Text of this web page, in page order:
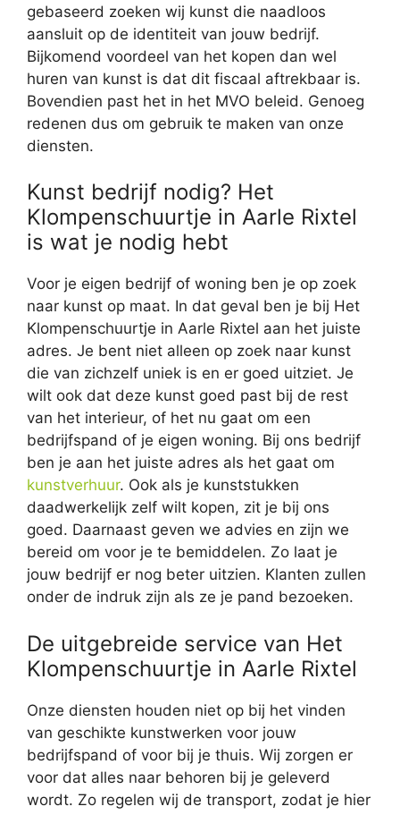
gebaseerd zoeken wij kunst die naadloos
aansluit op de identiteit van jouw bedrijf.
Bijkomend voordeel van het kopen dan wel
huren van kunst is dat dit fiscaal aftrekbaar is.
Bovendien past het in het MVO beleid. Genoeg
redenen dus om gebruik te maken van onze
diensten.
Kunst bedrijf nodig? Het
Klompenschuurtje in Aarle Rixtel
is wat je nodig hebt
Voor je eigen bedrijf of woning ben je op zoek
naar kunst op maat. In dat geval ben je bij Het
Klompenschuurtje in Aarle Rixtel aan het juiste
adres. Je bent niet alleen op zoek naar kunst
die van zichzelf uniek is en er goed uitziet. Je
wilt ook dat deze kunst goed past bij de rest
van het interieur, of het nu gaat om een
bedrijfspand of je eigen woning. Bij ons bedrijf
ben je aan het juiste adres als het gaat om
kunstverhuur. Ook als je kunststukken
daadwerkelijk zelf wilt kopen, zit je bij ons
goed. Daarnaast geven we advies en zijn we
bereid om voor je te bemiddelen. Zo laat je
jouw bedrijf er nog beter uitzien. Klanten zullen
onder de indruk zijn als ze je pand bezoeken.
De uitgebreide service van Het
Klompenschuurtje in Aarle Rixtel
Onze diensten houden niet op bij het vinden
van geschikte kunstwerken voor jouw
bedrijfspand of voor bij je thuis. Wij zorgen er
voor dat alles naar behoren bij je geleverd
wordt. Zo regelen wij de transport, zodat je hier